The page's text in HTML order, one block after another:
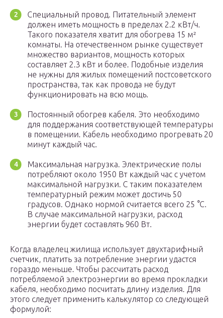
Специальный провод. Питательный элемент
должен иметь мощность в пределах 2.2 кВт/ч.
Такого показателя хватит для обогрева 15 м²
комнаты. На отечественном рынке существует
множество вариантов, мощность которых
составляет 2.3 кВт и более. Подобные изделия
не нужны для жилых помещений постсоветского
пространства, так как провода не будут
функционировать на всю мощь.
Постоянный обогрев кабеля. Это необходимо
для поддержания соответствующей температуры
в помещении. Кабель необходимо прогревать 20
минут каждый час.
Максимальная нагрузка. Электрические полы
потребляют около 1950 Вт каждый час с учетом
максимальной нагрузки. С таким показателем
температурный режим может достичь 50
градусов. Однако нормой считается всего 25 °C.
В случае максимальной нагрузки, расход
энергии будет составлять 960 Вт.
Когда владелец жилища использует двухтарифный
счетчик, платить за потребление энергии удастся
гораздо меньше. Чтобы рассчитать расход
потребляемой электроэнергии во время прокладки
кабеля, необходимо посчитать длину изделия. Для
этого следует применить калькулятор со следующей
формулой: